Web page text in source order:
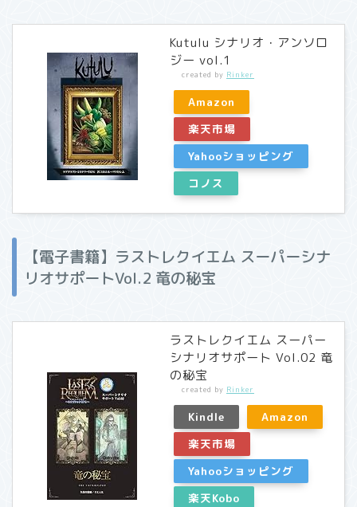
Kutulu シナリオ・アンソロ
ジー vol.1
created by Rinker
Amazon
楽天市場
Yahooショッピング
コノス
【電子書籍】ラストレクイエム スーパーシナ
リオサポートVol.2 竜の秘宝
ラストレクイエム スーパー
シナリオサポート Vol.02 竜
の秘宝
created by Rinker
Kindle
Amazon
楽天市場
Yahooショッピング
楽天Kobo